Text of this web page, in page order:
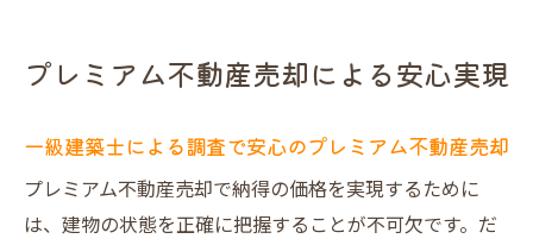
プレミアム不動産売却による安心実現
一級建築士による調査で安心のプレミアム不動産売却
プレミアム不動産売却で納得の価格を実現するために
は、建物の状態を正確に把握することが不可欠です。だ